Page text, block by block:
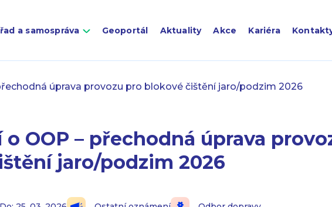
a samospráva Geoportál Aktuality Akce Kariéra
úprava provozu pro blokové čištění jaro/podzim 2026
o OOP – přechodná úprava
jaro/podzim 2026